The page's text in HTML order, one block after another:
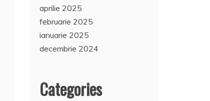
aprilie 2025
februarie 2025
ianuarie 2025
decembrie 2024
Categories